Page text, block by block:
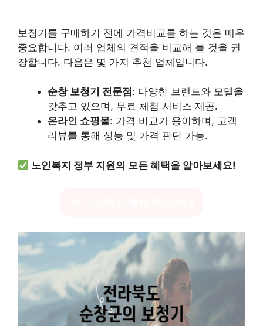
보청기를 구매하기 전에 가격비교를 하는 것은 매우
중요합니다. 여러 업체의 견적을 비교해 볼 것을 권
장합니다. 다음은 몇 가지 추천 업체입니다.
순창 보청기 전문점 : 다양한 브랜드와 모델을
갖추고 있으며, 무료 체험 서비스 제공.
온라인 쇼핑몰: 가격 비교가 용이하며, 고객
리뷰를 통해 성능 및 가격 판단 가능.
노인복지 정부 지원의 모든 혜택을 알아보세요!